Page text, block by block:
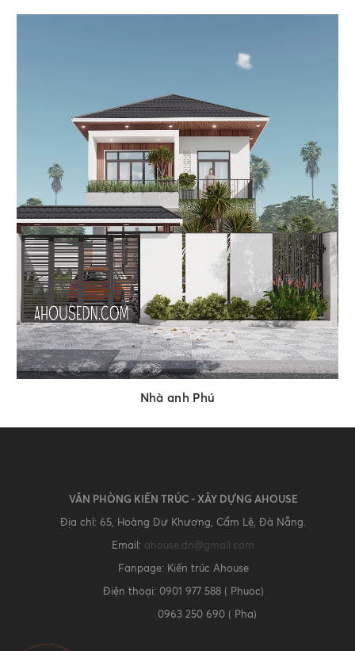
Nhà anh Phú
VĂN PHÒNG KIẾN TRÚC - XÂY DỰNG AHOUSE
Địa chỉ: 65, Hoàng Dư Khương, Cẩm Lệ, Đà Nẵng.
Email: ahouse.dn@gmail.com
Fanpage: Kiến trúc Ahouse
Điện thoại: 0901 977 588 ( Phuoc)
0963 250 690 ( Pha)